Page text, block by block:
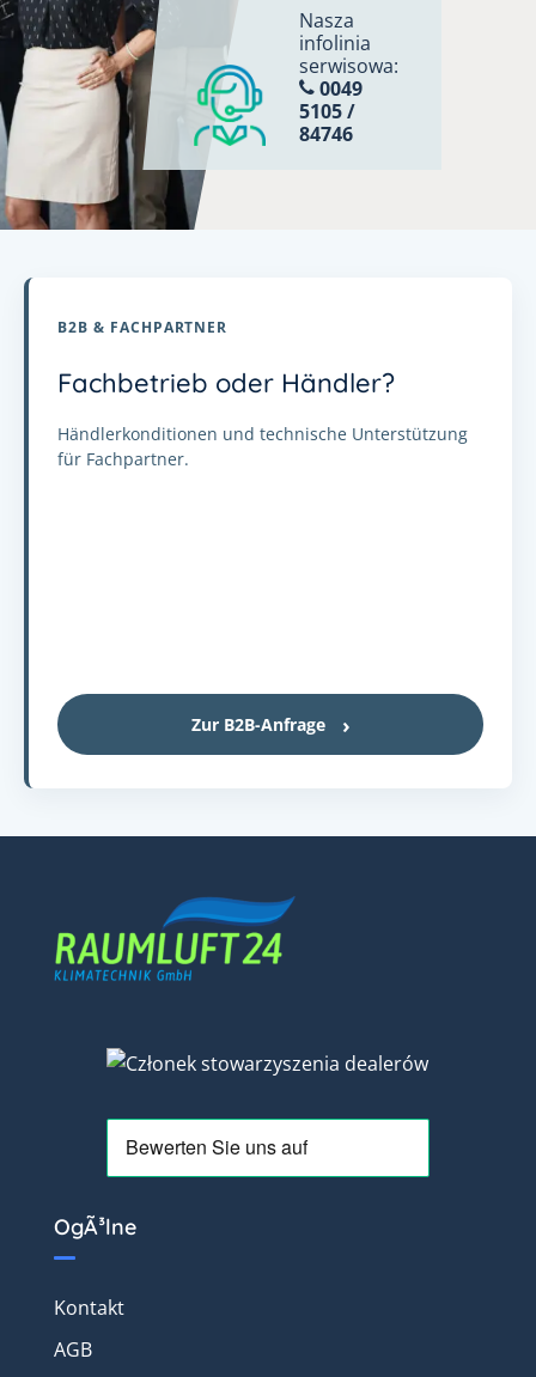
Nasza
infolinia
serwisowa:
0049
5105 /
84746
B2B & FACHPARTNER
Fachbetrieb oder Händler?
Händlerkonditionen und technische Unterstützung
für Fachpartner.
Zur B2B-Anfrage
OgÃ³lne
Kontakt
AGB